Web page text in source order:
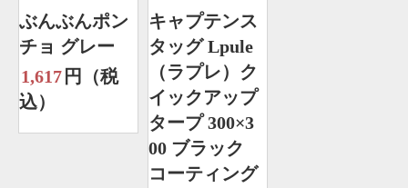
ぶんぶんポン
チョ グレー
1,617 円（税
込）
キャプテンス
タッグ Lpule
（ラプレ）ク
イックアップ
タープ 300×3
00 ブラック
コーティング